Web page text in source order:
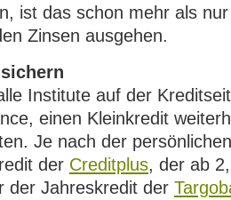
ist das schon mehr als
Zinsen ausgehen.
Institute auf der
einen Kleinkredit
Je nach der
der Creditplus, der ab
der Jahreskredit der